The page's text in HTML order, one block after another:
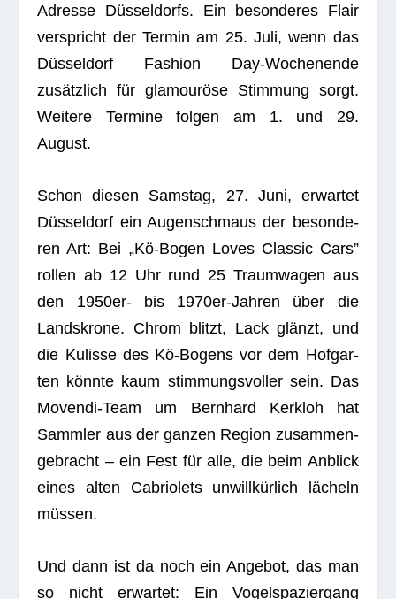
Adresse Düs­sel­dorfs. Ein beson­de­res Flair
ver­spricht der Ter­min am 25. Juli, wenn das
Düs­sel­dorf Fashion Day-Wochen­ende
zusätz­lich für gla­mou­röse Stim­mung sorgt.
Wei­tere Ter­mine fol­gen am 1. und 29.
August.
Schon die­sen Sams­tag, 27. Juni, erwar­tet
Düs­sel­dorf ein Augen­schmaus der beson­de­
ren Art: Bei „Kö-Bogen Loves Clas­sic Cars”
rol­len ab 12 Uhr rund 25 Traum­wa­gen aus
den 1950er- bis 1970er-Jah­ren über die
Lands­krone. Chrom blitzt, Lack glänzt, und
die Kulisse des Kö-Bogens vor dem Hof­gar­
ten könnte kaum stim­mungs­vol­ler sein. Das
Movendi-Team um Bern­hard Kerkloh hat
Samm­ler aus der gan­zen Region zusam­men­
ge­bracht – ein Fest für alle, die beim Anblick
eines alten Cabrio­lets unwill­kür­lich lächeln
müssen.
Und dann ist da noch ein Ange­bot, das man
so nicht erwar­tet: Ein Vogel­spa­zier­gang